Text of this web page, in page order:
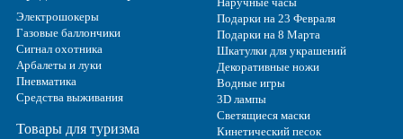
Электрошокеры
Газовые баллончики
Сигнал охотника
Арбалеты и луки
Пневматика
Средства выживания
Товары для туризма
Подарки на 23 Февраля
Подарки на 8 Марта
Шкатулки для украшений
Декоративные ножи
Водные игры
3D лампы
Светящиеся маски
Кинетический песок